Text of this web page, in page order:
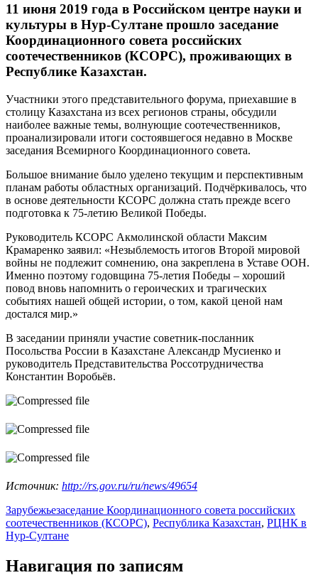
11 июня 2019 года в Российском центре науки и
культуры в Нур-Султане прошло заседание
Координационного совета российских
соотечественников (КСОРС), проживающих в
Республике Казахстан.
Участники этого представительного форума, приехавшие в
столицу Казахстана из всех регионов страны, обсудили
наиболее важные темы, волнующие соотечественников,
проанализировали итоги состоявшегося недавно в Москве
заседания Всемирного Координационного совета.
Большое внимание было уделено текущим и перспективным
планам работы областных организаций. Подчёркивалось, что
в основе деятельности КСОРС должна стать прежде всего
подготовка к 75-летию Великой Победы.
Руководитель КСОРС Акмолинской области Максим
Крамаренко заявил: «Незыблемость итогов Второй мировой
войны не подлежит сомнению, она закреплена в Уставе ООН.
Именно поэтому годовщина 75-летия Победы – хороший
повод вновь напомнить о героических и трагических
событиях нашей общей истории, о том, какой ценой нам
достался мир.»
В заседании приняли участие советник-посланник
Посольства России в Казахстане Александр Мусиенко и
руководитель Представительства Россотрудничества
Константин Воробьёв.
Источник: http://rs.gov.ru/ru/news/49654
Зарубежьезаседание Координационного совета российских
соотечественников (КСОРС), Республика Казахстан, РЦНК в
Нур-Султане
Навигация по записям